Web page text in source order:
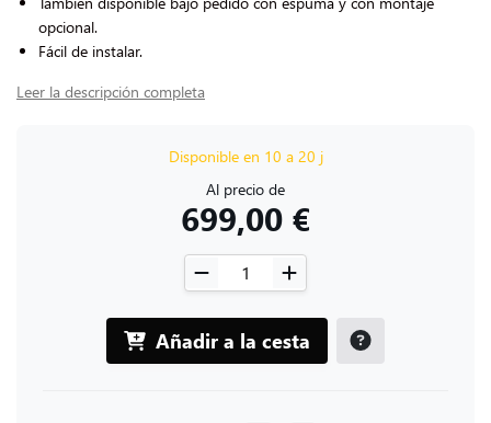
opcional.
Fácil de instalar.
Leer la descripción completa
Disponible en 10 a 20 j
Al precio de
699,00 €
Añadir a la cesta